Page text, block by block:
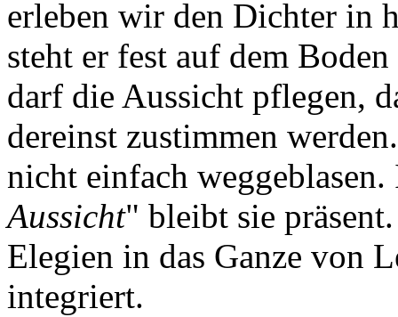
erleben wir den Dichter in
steht er fest auf dem
darf die Aussicht pflegen,
dereinst zustimmen
nicht einfach
Aussicht" bleibt sie
Elegien in das Ganze von
integriert.